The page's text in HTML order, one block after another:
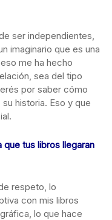
ser independientes,
imaginario que es una
me ha hecho
sea del tipo
por saber cómo
historia. Eso y que
tus libros llegaran
respeto, lo
con mis libros
lo que hace